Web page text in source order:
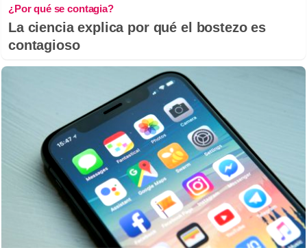
¿Por qué se contagia?
La ciencia explica por qué el bostezo es
contagioso